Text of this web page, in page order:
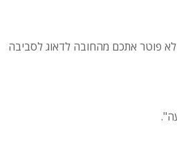
פוטר אתכם מהחובה לדאוג לסביבה